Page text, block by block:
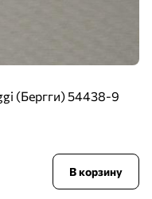
(Бергги) 54438-9
В корзину